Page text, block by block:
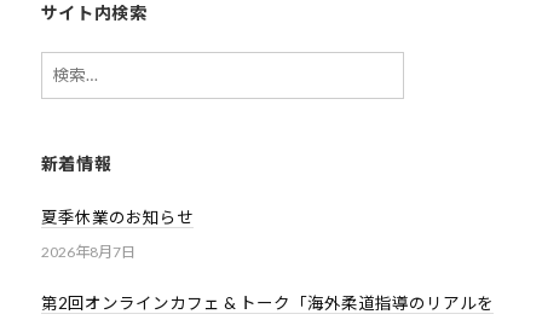
サイト内検索
検
索:
新着情報
夏季休業のお知らせ
2026年8月7日
第2回オンラインカフェ & トーク「海外柔道指導のリアルを